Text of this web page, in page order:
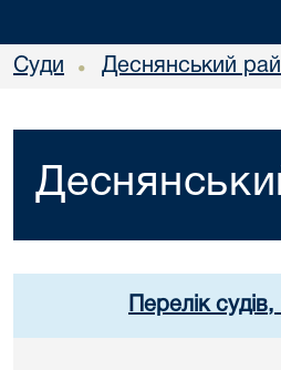
Суди • Деснянський
Перелік